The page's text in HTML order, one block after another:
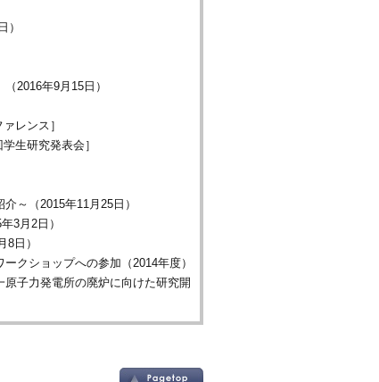
）
2016年9月15日）
レンス］
生研究発表会］
～（2015年11月25日）
3月2日）
日）
クショップへの参加（2014年度）
子力発電所の廃炉に向けた研究開